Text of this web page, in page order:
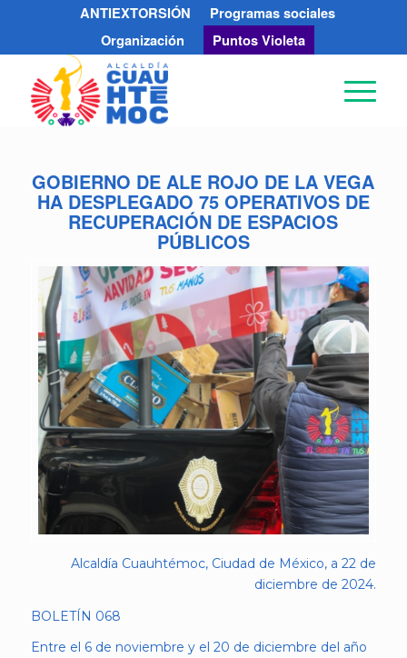
ANTIEXTORSIÓN
Programas sociales
Organización
Puntos Violeta
GOBIERNO DE ALE ROJO DE LA VEGA
HA DESPLEGADO 75 OPERATIVOS DE
RECUPERACIÓN DE ESPACIOS
PÚBLICOS
Alcaldía Cuauhtémoc, Ciudad de México, a 22 de
diciembre de 2024.
BOLETÍN 068
Entre el 6 de noviembre y el 20 de diciembre del año